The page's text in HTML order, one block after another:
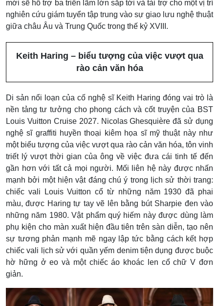
mới sẽ hỗ trợ ba triển lãm lớn sắp tới và tài trợ cho một vị trí
nghiên cứu giám tuyển tập trung vào sự giao lưu nghệ thuật
giữa châu Âu và Trung Quốc trong thế kỷ XVIII.
Keith Haring – biểu tượng của việc vượt qua
rào cản văn hóa
Di sản nổi loạn của cố nghệ sĩ Keith Haring đóng vai trò là
nền tảng tư tưởng cho phong cách và cốt truyện của BST
Louis Vuitton Cruise 2027. Nicolas Ghesquière đã sử dụng
nghệ sĩ graffiti huyền thoại kiêm họa sĩ mỹ thuật này như
một biểu tượng của việc vượt qua rào cản văn hóa, tôn vinh
triết lý vượt thời gian của ông về việc đưa cái tinh tế đến
gần hơn với tất cả mọi người. Mối liên hệ này được nhấn
mạnh bởi một hiện vật đáng chú ý trong lịch sử thời trang:
chiếc vali Louis Vuitton cổ từ những năm 1930 đã phai
màu, được Haring tự tay vẽ lên bằng bút Sharpie đen vào
những năm 1980. Vật phẩm quý hiếm này được dùng làm
phụ kiện cho màn xuất hiện đầu tiên trên sàn diễn, tạo nên
sự tương phản mạnh mẽ ngay lập tức bằng cách kết hợp
chiếc vali lịch sử với quần yếm denim tiện dụng được buộc
hờ hững ở eo và một chiếc áo khoác len cổ chữ V đơn
giản.